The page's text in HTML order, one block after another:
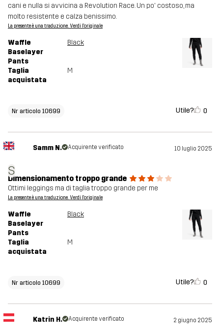
cani e nulla si avvicina a Revolution Race. Un po' costoso, ma
molto resistente e calza benissimo.
La presente è una traduzione. Verdi l'originale
Waffle
Baselayer
Pants
Black
Taglia
acquistata
M
Nr articolo 10699 Utile? 0
S
Samm N. Acquirente verificato 10 luglio 2025
Dimensionamento troppo grande
Ottimi leggings ma di taglia troppo grande per me
La presente è una traduzione. Verdi l'originale
Waffle
Baselayer
Pants
Black
Taglia
acquistata
M
Nr articolo 10699 Utile? 0
Katrin H. Acquirente verificato 2 giugno 2025